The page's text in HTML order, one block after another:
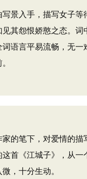
入手，描写女子等待
见其怨恨娇憨之态。
词语言平易流畅，无
笔下，对爱情的描
这首《江城子》，从
，十分生动。